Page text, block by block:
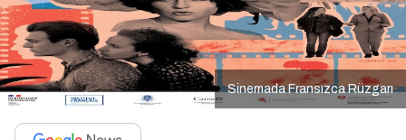
Sinemada Fransızca Rüzgarı